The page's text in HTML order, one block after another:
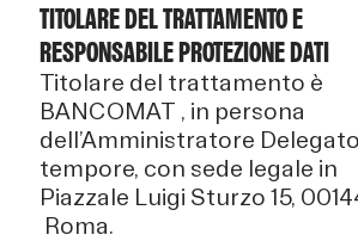
TITOLARE DEL TRATTAMENTO E
RESPONSABILE PROTEZIONE DATI
Titolare del trattamento è
BANCOMAT , in persona
dell’Amministratore
tempore, con sede legale in
Piazzale Luigi Sturzo 15,
Roma.